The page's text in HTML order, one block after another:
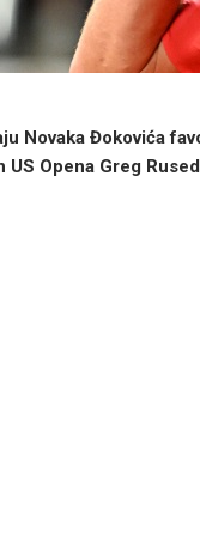
Novaka Đokovića
Opena Greg